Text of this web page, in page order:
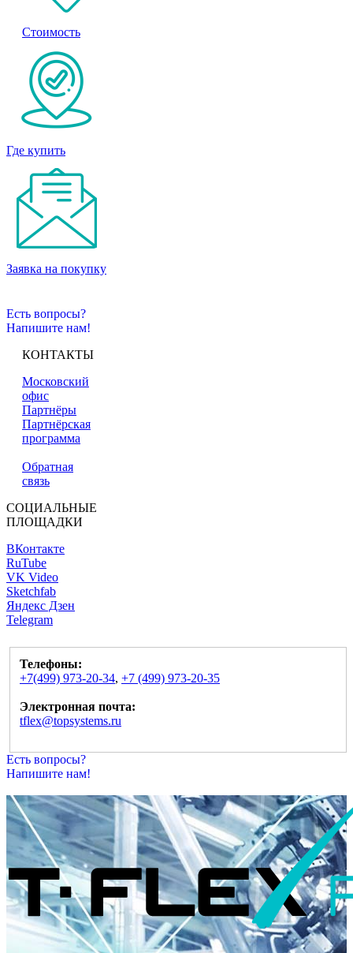
Стоимость
Где купить
Заявка на покупку
Есть вопросы?
Напишите нам!
КОНТАКТЫ
Московский
офис
Партнёры
Партнёрская
программа
Обратная
связь
СОЦИАЛЬНЫЕ
ПЛОЩАДКИ
ВКонтакте
RuTube
VK Video
Sketchfab
Яндекс Дзен
Telegram
Телефоны:
+7(499) 973-20-34, +7 (499) 973-20-35
Электронная почта:
tflex@topsystems.ru
Есть вопросы?
Напишите нам!